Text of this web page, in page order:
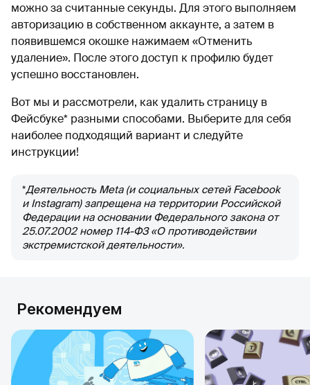
можно за считанные секунды. Для этого выполняем
авторизацию в собственном аккаунте, а затем в
появившемся окошке нажимаем «Отменить
удаление». После этого доступ к профилю будет
успешно восстановлен.
Вот мы и рассмотрели, как удалить страницу в
Фейсбуке* разными способами. Выберите для себя
наиболее подходящий вариант и следуйте
инструкции!
*Деятельность Meta (и социальных сетей Facebook
и Instagram) запрещена на территории Российской
Федерации на основании Федерального закона от
25.07.2002 номер 114-ФЗ «О противодействии
экстремистской деятельности».
Рекомендуем